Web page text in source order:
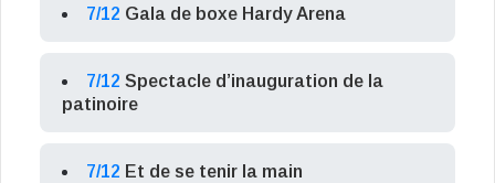
7/12 Gala de boxe Hardy Arena
7/12 Spectacle d’inauguration de la
patinoire
7/12 Et de se tenir la main